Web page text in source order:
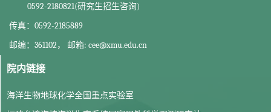
0592-2180821(研究生招生咨询)
传真：0592-2185889
邮编：361102， 邮箱: cee@xmu.edu.cn
院内链接
海洋生物地球化学全国重点实验室